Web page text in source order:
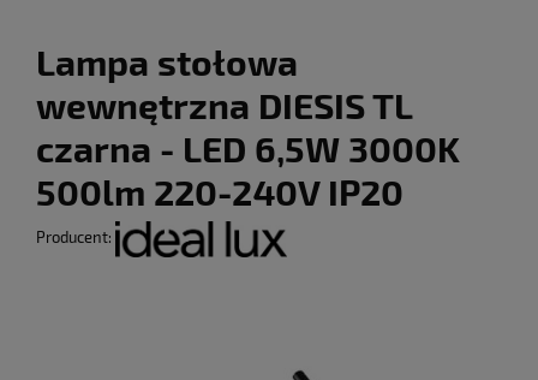
Lampa stołowa
wewnętrzna DIESIS TL
czarna - LED 6,5W 3000K
500lm 220-240V IP20
Producent: